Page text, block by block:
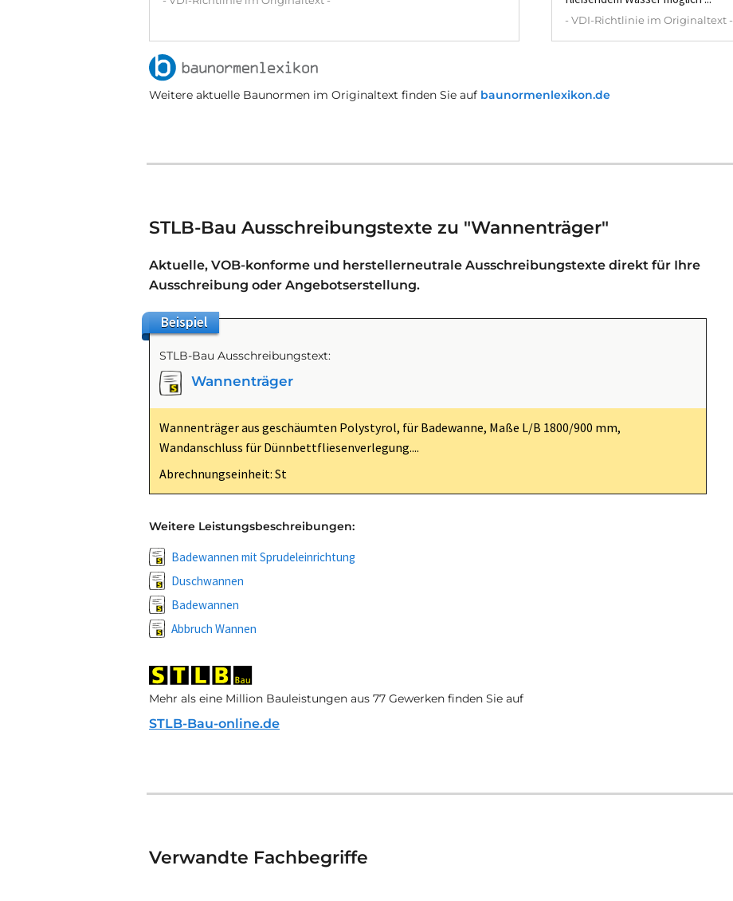
- VDI-Richtlinie im Originaltext -
Weitere aktuelle Baunormen im Originaltext finden Sie auf baunormenlexikon.de
STLB-Bau Ausschreibungstexte zu "Wannenträger"
Aktuelle, VOB-konforme und herstellerneutrale Ausschreibungstexte direkt für Ihre
Ausschreibung oder Angebotserstellung.
Beispiel
STLB-Bau Ausschreibungstext:
Wannenträger
Wannenträger aus geschäumten Polystyrol, für Badewanne, Maße L/B 1800/900 mm,
Wandanschluss für Dünnbettfliesenverlegung....
Abrechnungseinheit: St
Weitere Leistungsbeschreibungen:
Badewannen mit Sprudeleinrichtung
Duschwannen
Badewannen
Abbruch Wannen
Mehr als eine Million Bauleistungen aus 77 Gewerken finden Sie auf
STLB-Bau-online.de
Verwandte Fachbegriffe